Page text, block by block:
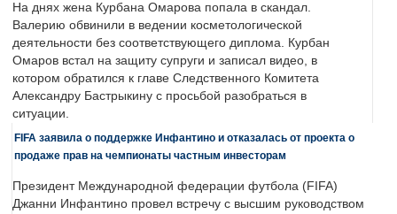
На днях жена Курбана Омарова попала в скандал.
Валерию обвинили в ведении косметологической
деятельности без соответствующего диплома. Курбан
Омаров встал на защиту супруги и записал видео, в
котором обратился к главе Следственного Комитета
Александру Бастрыкину с просьбой разобраться в
ситуации.
FIFA заявила о поддержке Инфантино и отказалась от проекта о
продаже прав на чемпионаты частным инвесторам
Президент Международной федерации футбола (FIFA)
Джанни Инфантино провел встречу с высшим руководством